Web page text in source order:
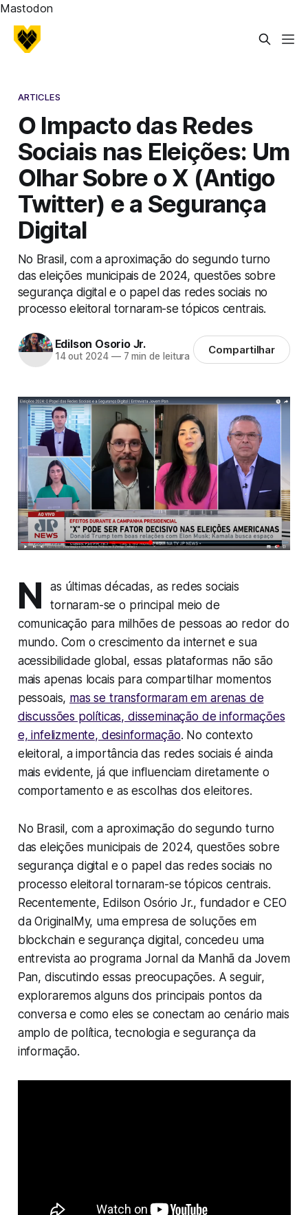
Mastodon
ARTICLES
O Impacto das Redes
Sociais nas Eleições: Um
Olhar Sobre o X (Antigo
Twitter) e a Segurança
Digital
No Brasil, com a aproximação do segundo turno
das eleições municipais de 2024, questões sobre
segurança digital e o papel das redes sociais no
processo eleitoral tornaram-se tópicos centrais.
Edilson Osorio Jr.
14 out 2024 —7 min de leitura Compartilhar
N
as últimas décadas, as redes sociais
tornaram-se o principal meio de
comunicação para milhões de pessoas ao redor do
mundo. Com o crescimento da internet e sua
acessibilidade global, essas plataformas não são
mais apenas locais para compartilhar momentos
pessoais, mas se transformaram em arenas de
discussões políticas, disseminação de informações
e, infelizmente, desinformação. No contexto
eleitoral, a importância das redes sociais é ainda
mais evidente, já que influenciam diretamente o
comportamento e as escolhas dos eleitores.
No Brasil, com a aproximação do segundo turno
das eleições municipais de 2024, questões sobre
segurança digital e o papel das redes sociais no
processo eleitoral tornaram-se tópicos centrais.
Recentemente, Edilson Osório Jr., fundador e CEO
da OriginalMy, uma empresa de soluções em
blockchain e segurança digital, concedeu uma
entrevista ao programa Jornal da Manhã da Jovem
Pan, discutindo essas preocupações. A seguir,
exploraremos alguns dos principais pontos da
conversa e como eles se conectam ao cenário mais
amplo de política, tecnologia e segurança da
informação.